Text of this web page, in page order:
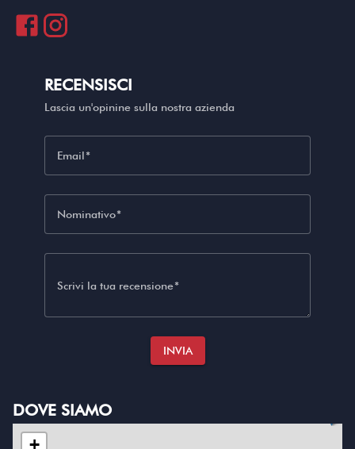
RECENSISCI
Lascia un'opinine sulla nostra azienda
Email
Nominativo
Scrivi la tua recensione
INVIA
DOVE SIAMO
+